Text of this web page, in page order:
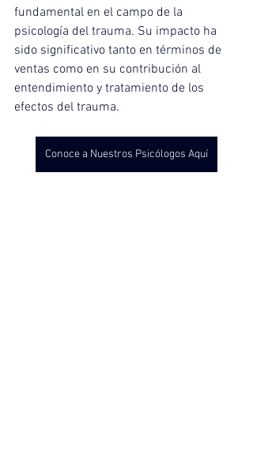
fundamental en el campo de la
psicología del trauma. Su impacto ha
sido significativo tanto en términos de
ventas como en su contribución al
entendimiento y tratamiento de los
efectos del trauma.
Conoce a Nuestros Psicólogos Aquí